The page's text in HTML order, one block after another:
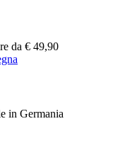
da € 49,90
in Germania